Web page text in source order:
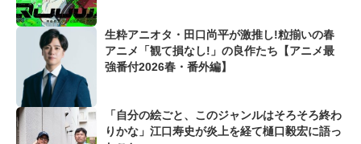
生粋アニオタ・田口尚平が激推し!粒揃いの春
アニメ「観て損なし!」の良作たち【アニメ最
強番付2026春・番外編】
「自分の絵ごと、このジャンルはそろそろ終わ
りかな」江口寿史が炎上を経て樋口毅宏に語っ